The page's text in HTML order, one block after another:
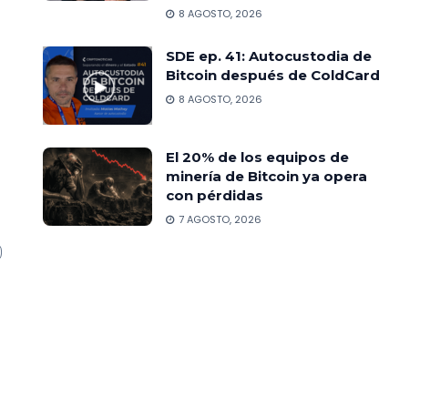
8 AGOSTO, 2026
SDE ep. 41: Autocustodia de
Bitcoin después de ColdCard
8 AGOSTO, 2026
El 20% de los equipos de
minería de Bitcoin ya opera
con pérdidas
7 AGOSTO, 2026